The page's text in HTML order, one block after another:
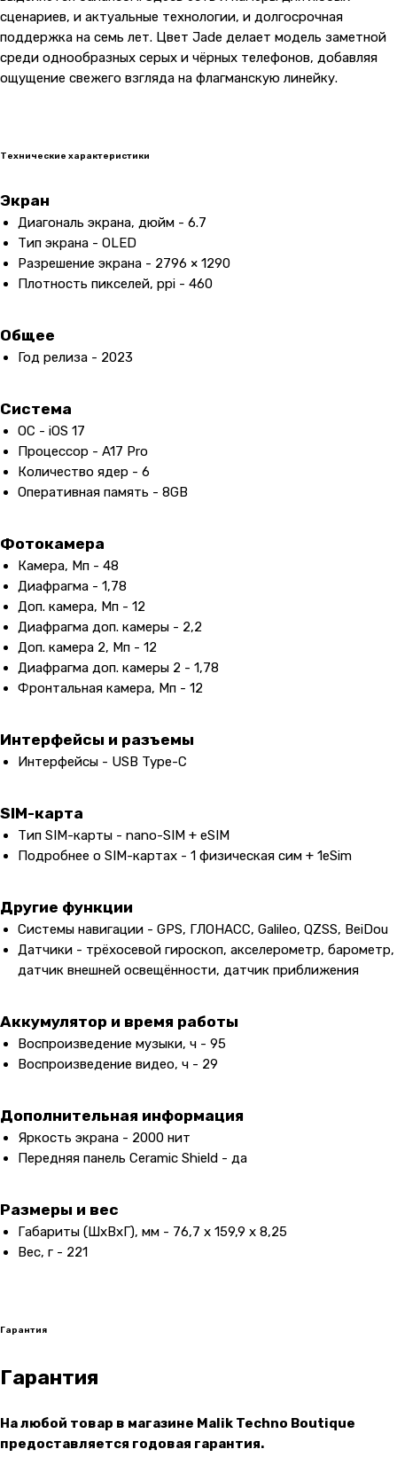
сценариев, и актуальные технологии, и долгосрочная
поддержка на семь лет. Цвет Jade делает модель заметной
среди однообразных серых и чёрных телефонов, добавляя
ощущение свежего взгляда на флагманскую линейку.
Технические характеристики
Экран
Диагональ экрана, дюйм - 6.7
Тип экрана - OLED
Разрешение экрана - 2796 × 1290
Плотность пикселей, ppi - 460
Общее
Год релиза - 2023
Система
ОС - iOS 17
Процессор - A17 Pro
Количество ядер - 6
Оперативная память - 8GB
Фотокамера
Камера, Мп - 48
Диафрагма - 1,78
Доп. камера, Мп - 12
Диафрагма доп. камеры - 2,2
Доп. камера 2, Мп - 12
Диафрагма доп. камеры 2 - 1,78
Фронтальная камера, Мп - 12
Интерфейсы и разъемы
Интерфейсы - USB Type-C
SIM-карта
Тип SIM-карты - nano-SIM + eSIM
Подробнее о SIM-картах - 1 физическая сим + 1eSim
Другие функции
Системы навигации - GPS, ГЛОНАСС, Galileo, QZSS, BeiDou
Датчики - трёхосевой гироскоп, акселерометр, барометр,
датчик внешней освещённости, датчик приближения
Аккумулятор и время работы
Воспроизведение музыки, ч - 95
Воспроизведение видео, ч - 29
Дополнительная информация
Яркость экрана - 2000 нит
Передняя панель Ceramic Shield - да
Размеры и вес
Габариты (ШxВxГ), мм - 76,7 x 159,9 x 8,25
Вес, г - 221
Гарантия
Гарантия
На любой товар в магазине Malik Techno Boutique
предоставляется годовая гарантия.
Клиентам
+7 (965) 666-66-8 WhatsАpp
Адрес магазина:
Карла Маркса 25, 1 этаж
malikpochinit@mail.ru
Навигация
О компании
ИП Соловьев Е. В. ИНН 027320312011
Разработка: youx.agency